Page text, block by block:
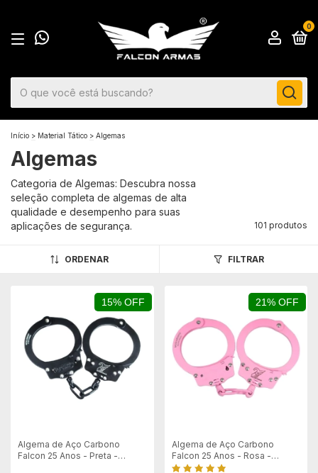
0
Início > Material Tático > Algemas
Algemas
Categoria de Algemas: Descubra nossa
seleção completa de algemas de alta
qualidade e desempenho para suas
aplicações de segurança.
101 produtos
ORDENAR FILTRAR
15% OFF
Algema de Aço Carbono
Falcon 25 Anos - Preta -
21% OFF
Algema de Aço Carbono
Falcon 25 Anos - Rosa -
Algemas Brasil